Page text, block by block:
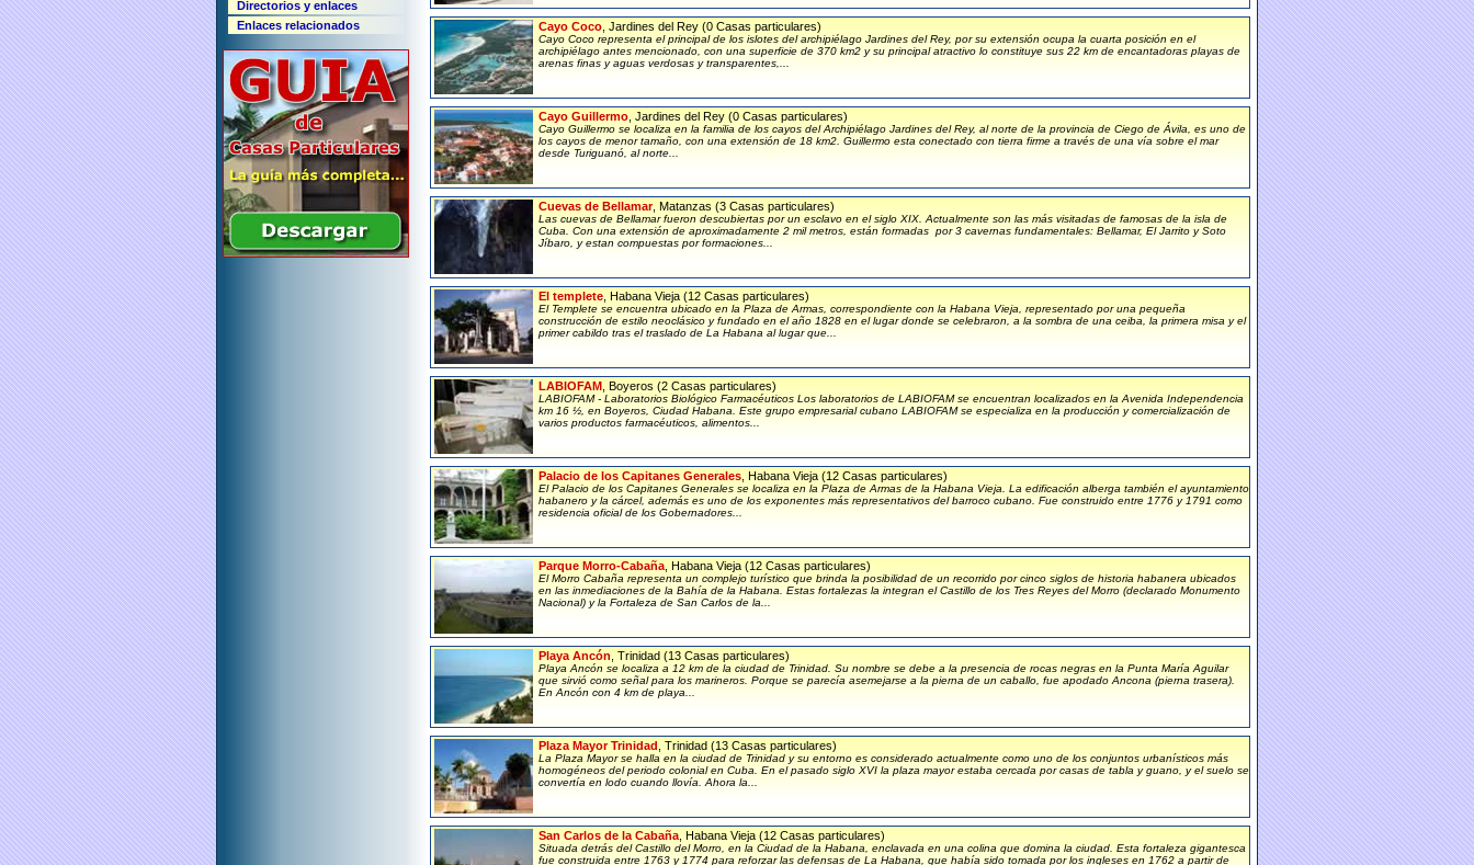
Cayo Coco , Jardines del Rey (0 Casas particulares)
Cayo Coco representa el principal de los islotes del archipiélago Jardines del Rey, por su extensión ocupa la cuarta posición en el
archipiélago antes mencionado, con una superficie de 370 km2 y su principal atractivo lo constituye sus 22 km de encantadoras playas de
arenas finas y aguas verdosas y transparentes,...
Cayo Guillermo , Jardines del Rey (0 Casas particulares)
Cayo Guillermo se localiza en la familia de los cayos del Archipiélago Jardines del Rey, al norte de la provincia de Ciego de Ávila, es uno de
los cayos de menor tamaño, con una extensión de 18 km2. Guillermo esta conectado con tierra firme a través de una vía sobre el mar
desde Turiguanó, al norte...
Cuevas de Bellamar, Matanzas (3 Casas particulares)
Las cuevas de Bellamar fueron descubiertas por un esclavo en el siglo XIX. Actualmente son las más visitadas de famosas de la isla de
Cuba. Con una extensión de aproximadamente 2 mil metros, están formadas por 3 cavernas fundamentales: Bellamar, El Jarrito y Soto
Jíbaro, y estan compuestas por formaciones...
El templete , Habana Vieja (12 Casas particulares)
El Templete se encuentra ubicado en la Plaza de Armas, correspondiente con la Habana Vieja, representado por una pequeña
construcción de estilo neoclásico y fundado en el año 1828 en el lugar donde se celebraron, a la sombra de una ceiba, la primera misa y el
primer cabildo tras el traslado de La Habana al lugar que...
LABIOFAM , Boyeros (2 Casas particulares)
LABIOFAM - Laboratorios Biológico Farmacéuticos Los laboratorios de LABIOFAM se encuentran localizados en la Avenida Independencia
km 16 ½, en Boyeros, Ciudad Habana. Este grupo empresarial cubano LABIOFAM se especializa en la producción y comercialización de
varios productos farmacéuticos, alimentos...
Palacio de los Capitanes Generales , Habana Vieja (12 Casas particulares)
El Palacio de los Capitanes Generales se localiza en la Plaza de Armas de la Habana Vieja. La edificación alberga también el ayuntamiento
habanero y la cárcel, además es uno de los exponentes más representativos del barroco cubano. Fue construido entre 1776 y 1791 como
residencia oficial de los Gobernadores...
Parque Morro-Cabaña , Habana Vieja (12 Casas particulares)
El Morro Cabaña representa un complejo turístico que brinda la posibilidad de un recorrido por cinco siglos de historia habanera ubicados
en las inmediaciones de la Bahía de la Habana. Estas fortalezas la integran el Castillo de los Tres Reyes del Morro (declarado Monumento
Nacional) y la Fortaleza de San Carlos de la...
Playa Ancón , Trinidad (13 Casas particulares)
Playa Ancón se localiza a 12 km de la ciudad de Trinidad. Su nombre se debe a la presencia de rocas negras en la Punta María Aguilar
que sirvió como señal para los marineros. Porque se parecía asemejarse a la pierna de un caballo, fue apodado Ancona (pierna trasera).
En Ancón con 4 km de playa...
Plaza Mayor Trinidad , Trinidad (13 Casas particulares)
La Plaza Mayor se halla en la ciudad de Trinidad y su entorno es considerado actualmente como uno de los conjuntos urbanísticos más
homogéneos del periodo colonial en Cuba. En el pasado siglo XVI la plaza mayor estaba cercada por casas de tabla y guano, y el suelo se
convertía en lodo cuando llovía. Ahora la...
San Carlos de la Cabaña , Habana Vieja (12 Casas particulares)
Situada detrás del Castillo del Morro, en la Ciudad de la Habana, enclavada en una colina que domina la ciudad. Esta fortaleza gigantesca
fue construida entre 1763 y 1774 para reforzar las defensas de La Habana, que había sido tomada por los ingleses en 1762 a partir de
Directorios y enlaces
Enlaces relacionados